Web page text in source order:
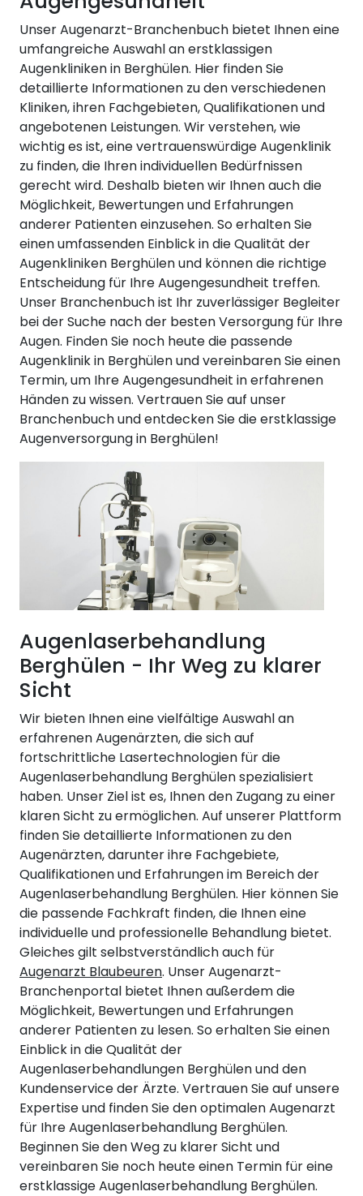
Unser Augenarzt-Branchenbuch bietet Ihnen eine
umfangreiche Auswahl an erstklassigen
Augenkliniken in Berghülen. Hier finden Sie
detaillierte Informationen zu den verschiedenen
Kliniken, ihren Fachgebieten, Qualifikationen und
angebotenen Leistungen. Wir verstehen, wie
wichtig es ist, eine vertrauenswürdige Augenklinik
zu finden, die Ihren individuellen Bedürfnissen
gerecht wird. Deshalb bieten wir Ihnen auch die
Möglichkeit, Bewertungen und Erfahrungen
anderer Patienten einzusehen. So erhalten Sie
einen umfassenden Einblick in die Qualität der
Augenkliniken Berghülen und können die richtige
Entscheidung für Ihre Augengesundheit treffen.
Unser Branchenbuch ist Ihr zuverlässiger Begleiter
bei der Suche nach der besten Versorgung für Ihre
Augen. Finden Sie noch heute die passende
Augenklinik in Berghülen und vereinbaren Sie einen
Termin, um Ihre Augengesundheit in erfahrenen
Händen zu wissen. Vertrauen Sie auf unser
Branchenbuch und entdecken Sie die erstklassige
Augenversorgung in Berghülen!
Augenlaserbehandlung
Berghülen - Ihr Weg zu klarer
Sicht
Wir bieten Ihnen eine vielfältige Auswahl an
erfahrenen Augenärzten, die sich auf
fortschrittliche Lasertechnologien für die
Augenlaserbehandlung Berghülen spezialisiert
haben. Unser Ziel ist es, Ihnen den Zugang zu einer
klaren Sicht zu ermöglichen. Auf unserer Plattform
finden Sie detaillierte Informationen zu den
Augenärzten, darunter ihre Fachgebiete,
Qualifikationen und Erfahrungen im Bereich der
Augenlaserbehandlung Berghülen. Hier können Sie
die passende Fachkraft finden, die Ihnen eine
individuelle und professionelle Behandlung bietet.
Gleiches gilt selbstverständlich auch für
Augenarzt Blaubeuren. Unser Augenarzt-
Branchenportal bietet Ihnen außerdem die
Möglichkeit, Bewertungen und Erfahrungen
anderer Patienten zu lesen. So erhalten Sie einen
Einblick in die Qualität der
Augenlaserbehandlungen Berghülen und den
Kundenservice der Ärzte. Vertrauen Sie auf unsere
Expertise und finden Sie den optimalen Augenarzt
für Ihre Augenlaserbehandlung Berghülen.
Beginnen Sie den Weg zu klarer Sicht und
vereinbaren Sie noch heute einen Termin für eine
erstklassige Augenlaserbehandlung Berghülen.